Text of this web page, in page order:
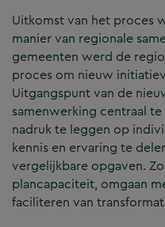
Uitkomst van het proces
manier van regionale
gemeenten werd de
proces om nieuw
Uitgangspunt van de
samenwerking centraal
nadruk te leggen op
kennis en ervaring te
vergelijkbare opgaven.
plancapaciteit, omgaan
faciliteren van